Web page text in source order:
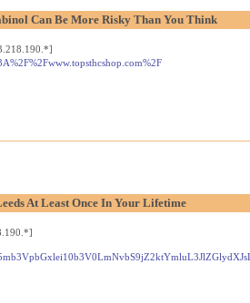
Can Be More Risky Than You Think
At Least Once In Your Lifetime